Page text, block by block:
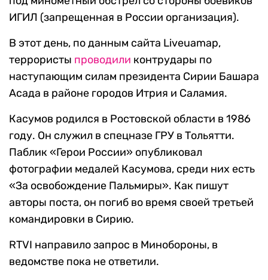
ИГИЛ (запрещенная в России организация).
В этот день, по данным сайта Liveuamap,
террористы проводили контрудары по
наступающим силам президента Сирии Башара
Асада в районе городов Итрия и Саламия.
Касумов родился в Ростовской области в 1986
году. Он служил в спецназе ГРУ в Тольятти.
Паблик «Герои России» опубликовал
фотографии медалей Касумова, среди них есть
«За освобождение Пальмиры». Как пишут
авторы поста, он погиб во время своей третьей
командировки в Сирию.
RTVI направило запрос в Минобороны, в
ведомстве пока не ответили.